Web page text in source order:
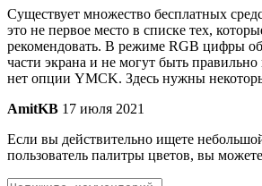
Существует множество бесплатных
это не первое место в списке тех,
рекомендовать. В режиме RGB цифры
части экрана и не могут быть
нет опции YMCK. Здесь нужны
AmitKB 17 июля 2021
Если вы действительно ищете
пользователь палитры цветов, вы